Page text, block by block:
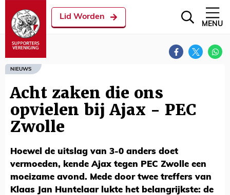
Lid Worden
MENU
NIEUWS
Acht zaken die ons
opvielen bij Ajax - PEC
Zwolle
Hoewel de uitslag van 3-0 anders doet
vermoeden, kende Ajax tegen PEC Zwolle een
moeizame avond. Mede door twee treffers van
Klaas Jan Huntelaar lukte het belangrijkste: de